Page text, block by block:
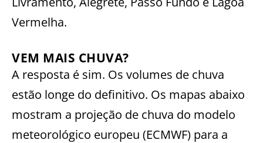
Vermelha.
VEM MAIS CHUVA?
A resposta é sim. Os volumes de chuva
estão longe do definitivo. Os mapas abaixo
mostram a projeção de chuva do modelo
meteorológico europeu (ECMWF) para a